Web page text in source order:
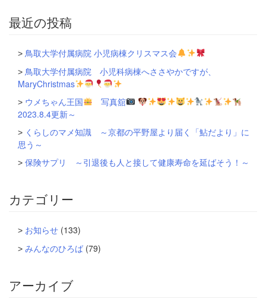
シ
ョ
最近の投稿
鳥取大学付属病院 小児病棟クリスマス会
鳥取大学付属病院 小児科病棟へささやかですが、
MaryChristmas
ウメちゃん王国
写真舘
2023.8.4更新～
くらしのマメ知識 ～京都の平野屋より届く「鮎だより」に
思う～
保険サプリ ～引退後も人と接して健康寿命を延ばそう！～
カテゴリー
お知らせ (133)
みんなのひろば (79)
アーカイブ